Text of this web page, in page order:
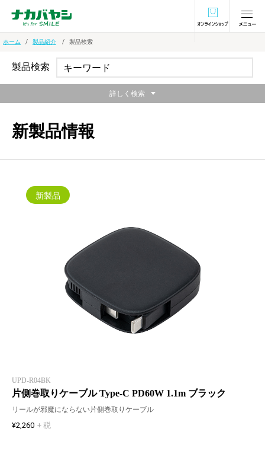
オンラインショ
ホーム 製品紹介 製品検索
新製品情報
新製品
UPD-R04BK
片側巻取りケーブル Type-C PD60W 1.1m ブラック
リールが邪魔にならない片側巻取りケーブル
¥2,260 + 税
製品検索
詳しく検索